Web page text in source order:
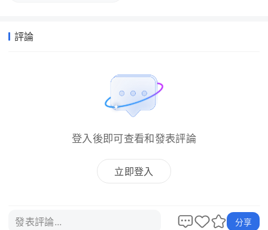
評論
登入後即可查看和發表評論
立即登入
發表評論... 分享